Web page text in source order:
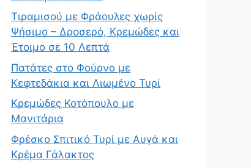
Τιραμισού με Φράουλες χωρίς
Ψήσιμο – Δροσερό, Κρεμώδες και
Έτοιμο σε 10 Λεπτά
Πατάτες στο Φούρνο με
Κεφτεδάκια και Λιωμένο Τυρί
Κρεμώδες Κοτόπουλο με
Μανιτάρια
Φρέσκο Σπιτικό Τυρί με Αυγά και
Κρέμα Γάλακτος